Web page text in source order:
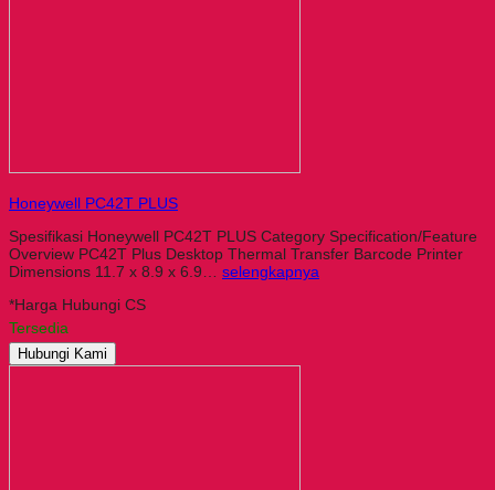
Honeywell PC42T PLUS
Spesifikasi Honeywell PC42T PLUS Category Specification/Feature
Overview PC42T Plus Desktop Thermal Transfer Barcode Printer
Dimensions 11.7 x 8.9 x 6.9… selengkapnya
*Harga Hubungi CS
Tersedia
Hubungi Kami